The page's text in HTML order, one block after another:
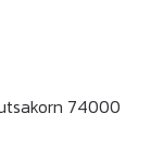
74000